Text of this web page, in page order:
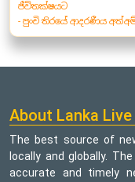
ජීවිතක්ෂයට
- පුංචි තිරයේ ආදරණීය
About Lanka
The best source of
locally and globally.
accurate and timely